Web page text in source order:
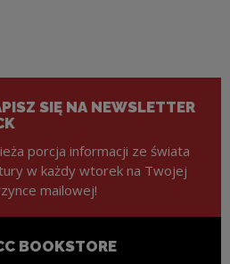
SIĘ NA NEWSLETTER
porcja informacji ze świata
w każdy wtorek na Twojej
mailowej!
BOOKSTORE